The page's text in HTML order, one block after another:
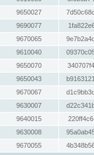
9650027
9690077
9670065
9610040
9650070
9650043
9670067
9630007
9640015
9630008
9670055